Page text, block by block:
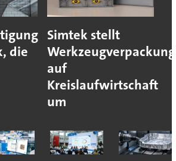
die
Simtek stellt
auf
Kreislaufwirtschaft
um